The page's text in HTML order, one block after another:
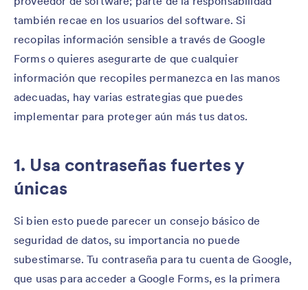
también recae en los usuarios del software. Si
recopilas información sensible a través de Google
Forms o quieres asegurarte de que cualquier
información que recopiles permanezca en las manos
adecuadas, hay varias estrategias que puedes
implementar para proteger aún más tus datos.
1. Usa contraseñas fuertes y
únicas
Si bien esto puede parecer un consejo básico de
seguridad de datos, su importancia no puede
subestimarse. Tu contraseña para tu cuenta de Google,
que usas para acceder a Google Forms, es la primera